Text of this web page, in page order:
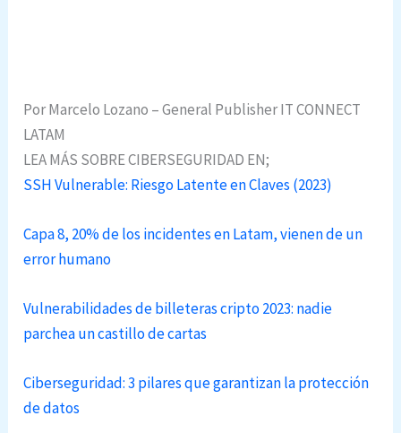
Por Marcelo Lozano – General Publisher IT CONNECT
LATAM
LEA MÁS SOBRE CIBERSEGURIDAD EN;
SSH Vulnerable: Riesgo Latente en Claves (2023)
Capa 8, 20% de los incidentes en Latam, vienen de un
error humano
Vulnerabilidades de billeteras cripto 2023: nadie
parchea un castillo de cartas
Ciberseguridad: 3 pilares que garantizan la protección
de datos